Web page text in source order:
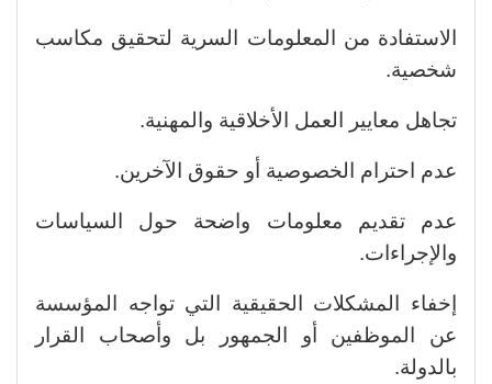
الاستفادة من المعلومات السرية لتحقيق مكاسب
شخصية.
تجاهل معايير العمل الأخلاقية والمهنية.
عدم احترام الخصوصية أو حقوق الآخرين.
عدم تقديم معلومات واضحة حول السياسات
والإجراءات.
إخفاء المشكلات الحقيقية التي تواجه المؤسسة
عن الموظفين أو الجمهور بل وأصحاب القرار
بالدولة.